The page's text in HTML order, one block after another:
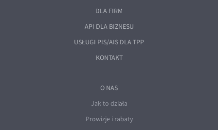
DLA FIRM
API DLA BIZNESU
USŁUGI PIS/AIS DLA TPP
KONTAKT
O NAS
Jak to działa
Prowizje i rabaty